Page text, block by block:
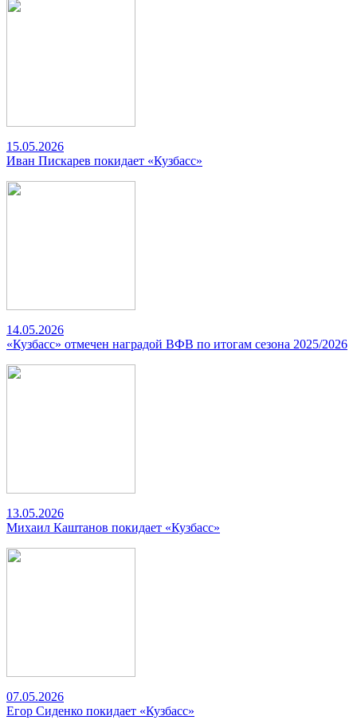
15.05.2026
Иван Пискарев покидает «Кузбасс»
14.05.2026
«Кузбасс» отмечен наградой ВФВ по итогам сезона 2025/2026
13.05.2026
Михаил Каштанов покидает «Кузбасс»
07.05.2026
Егор Сиденко покидает «Кузбасс»